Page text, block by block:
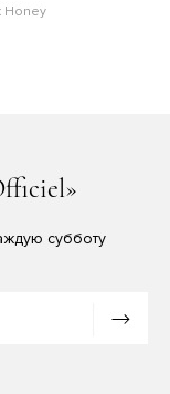
Honey
субботу